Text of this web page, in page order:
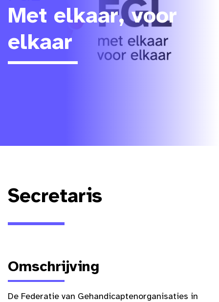
Met elkaar, voor
elkaar
Secretaris
Omschrijving
De Federatie van Gehandicaptenorganisaties in